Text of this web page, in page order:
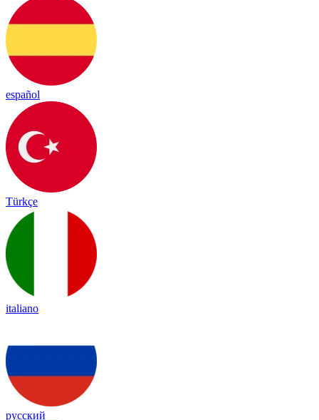
español
Türkçe
italiano
русский